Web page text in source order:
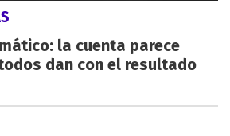
la cuenta parece
dan con el resultado